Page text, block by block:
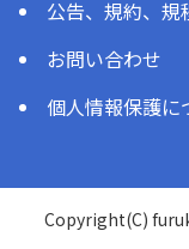
公告、規約、規
お問い合わせ
個人情報保護に
Copyright(C)